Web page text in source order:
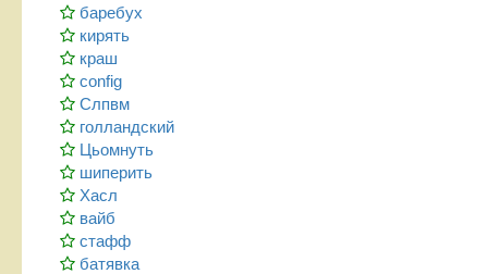
баребух
кирять
краш
config
Слпвм
голландский
Цьомнуть
шиперить
Хасл
вайб
стафф
батявка